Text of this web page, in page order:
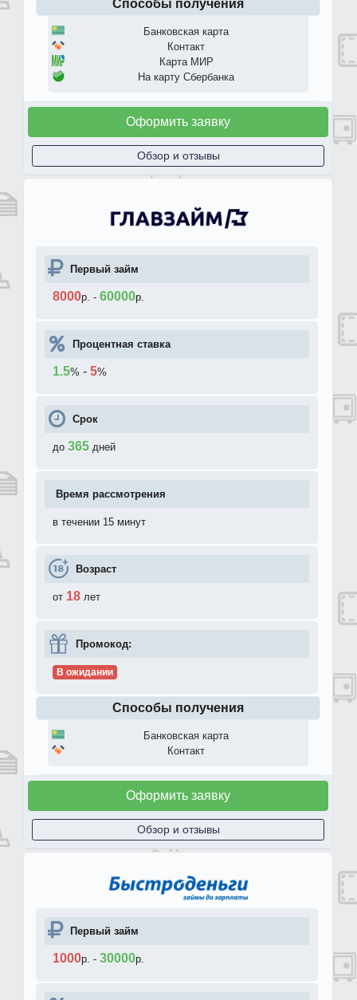
Способы получения
Банковская карта
Контакт
Карта МИР
На карту Сбербанка
Оформить заявку
Обзор и отзывы
Первый займ
8000р. - 60000р.
Процентная ставка
1.5% - 5%
Срок
до 365 дней
Время рассмотрения
в течении 15 минут
Возраст
от 18 лет
Промокод:
В ожидании
Способы получения
Банковская карта
Контакт
Оформить заявку
Обзор и отзывы
Первый займ
1000р. - 30000р.